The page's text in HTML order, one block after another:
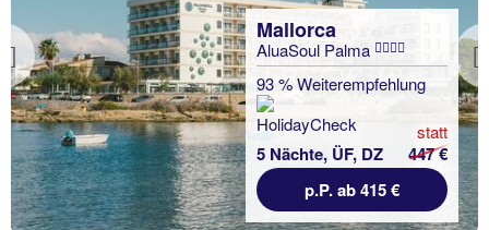
Previous
Mallorca
AluaSoul Palma
93 % Weiterempfehlung
5 Nächte, ÜF, DZ
statt
447 €
p.P. ab 415 €